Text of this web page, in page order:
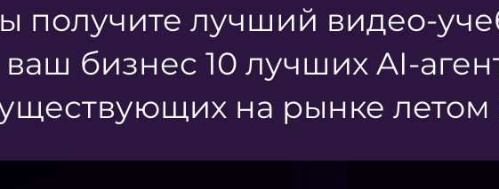
получите лучший видео-
ваш бизнес 10 лучших AI-
на рынке летом